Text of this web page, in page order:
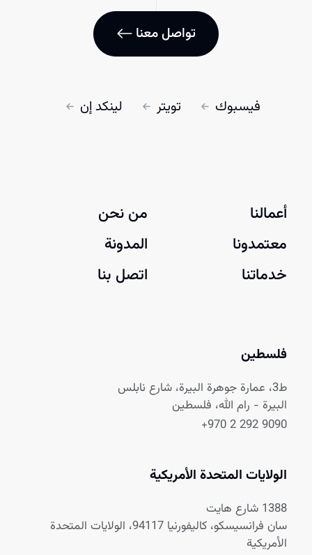
تواصل معنا
فيسبوك تويتر لينكد إن
أعمالنا
معتمدونا
خدماتنا
من نحن
المدونة
اتصل بنا
فلسطين
ط3، عمارة جوهرة البيرة، شارع نابلس
البيرة - رام الله، فلسطين
+970 2 292 9090
الولايات المتحدة الأمريكية
1388 شارع هايت
سان فرانسيسكو، كاليفورنيا 94117، الولايات المتحدة
الأمريكية